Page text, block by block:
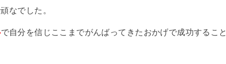
なでした。
で自分を信じここまでがんばってきたおかげで成功すること